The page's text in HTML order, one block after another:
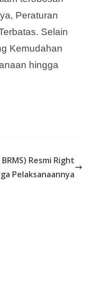
Peraturan
Selain
Kemudahan
hingga
Resmi Right
Pelaksanaannya